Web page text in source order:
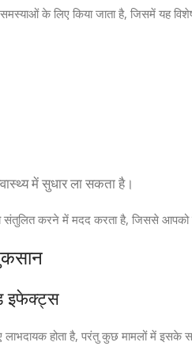
के लिए किया जाता है, जिसमें यह
में सुधार ला सकता है।
संतुलित करने में मदद करता है, जिससे
इफेक्ट्स
लाभदायक होता है, परंतु कुछ मामलों में